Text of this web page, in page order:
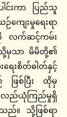
င်းကာ ပြည်သူ
ျေးမှုရေးရာ
ကို လက်ဆင့်ကမ်း
သို့မှသာ မိမိတို့၏
းစိတ်ဓါတ်နှင့်
ဖြစ်ပြီး ထိုမှ
းလည်ယုံကြည်မှုရှိ
ည်။ သို့ဖြစ်ရာ